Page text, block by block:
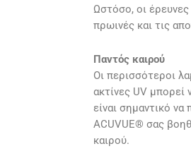
Ωστόσο, οι έρευνες
πρωινές και τις
Παντός καιρού
Οι περισσότεροι
ακτίνες UV μπορεί
είναι σημαντικό
ACUVUE® σας
καιρού.